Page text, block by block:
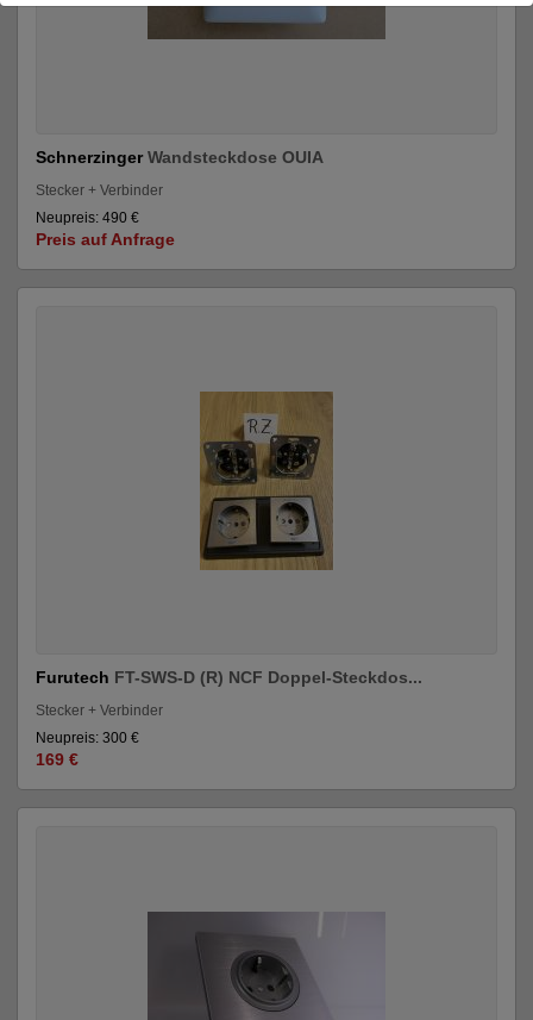
SchnerzingerWandsteckdose OUIA
Stecker + Verbinder
Neupreis: 490 €
Preis auf Anfrage
Furutech FT-SWS-D (R) NCF Doppel-Steckdos...
Stecker + Verbinder
Neupreis: 300 €
169 €